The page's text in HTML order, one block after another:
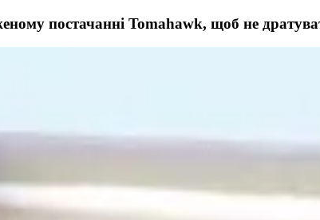
постачанні Tomahawk, щоб не